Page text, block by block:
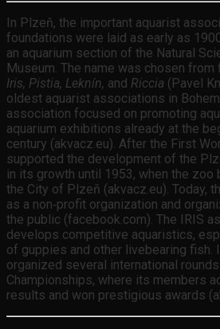
In Plzeň, the important aquarist
foundations were laid as early as
an aquarium section of the Natural
Museum. The name was chosen
Iris, Pistia, Leknín, and Riccia (Pavel
oldest aquarist associations in
association focused on promoting
aquarium exhibitions already at the
century (akvacz.eu). After the First
supported the development of the
in its growth until 1953, when the zoo
the City of Plzeň (akvacz.eu). Today,
as a non‑profit organization and
the public (facebook.com). The IRIS
develops competitive aquaristics,
of guppies and other livebearing fish.
organized several international
Championships, where its members
results and won prestigious awards